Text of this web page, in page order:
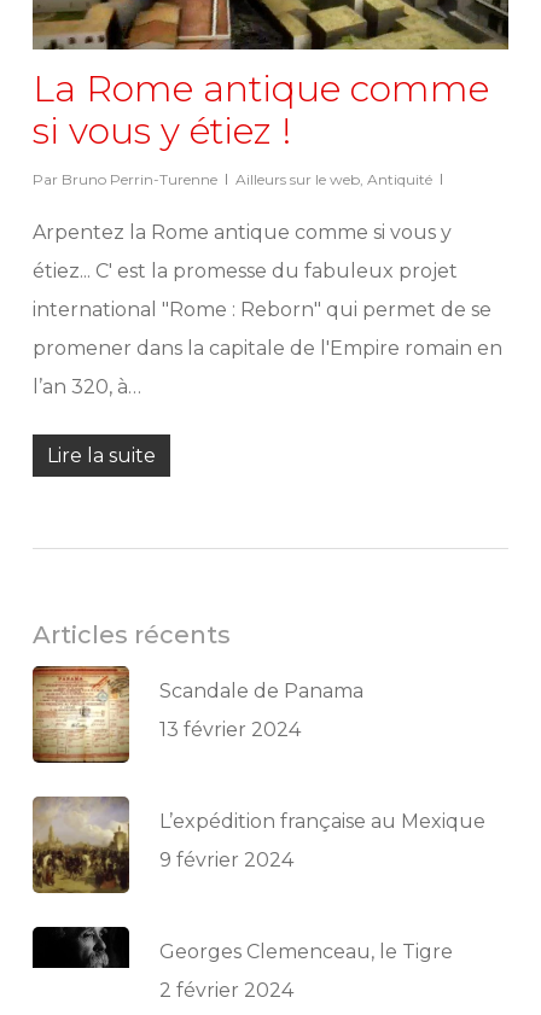
La Rome antique comme
si vous y étiez !
Par Bruno Perrin-Turenne Ailleurs sur le web, Antiquité
Arpentez la Rome antique comme si vous y
étiez... C' est la promesse du fabuleux projet
international "Rome : Reborn" qui permet de se
promener dans la capitale de l'Empire romain en
l’an 320, à…
Lire la suite
Articles récents
Scandale de Panama
13 février 2024
L’expédition française au Mexique
9 février 2024
Georges Clemenceau, le Tigre
2 février 2024